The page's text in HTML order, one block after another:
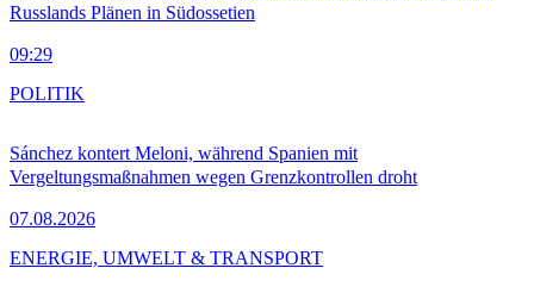
Russlands Plänen in Südossetien
09:29
Sánchez kontert Meloni, während Spanien mit
Vergeltungsmaßnahmen wegen Grenzkontrollen droht
07.08.2026
POLITIK
ENERGIE, UMWELT & TRANSPORT